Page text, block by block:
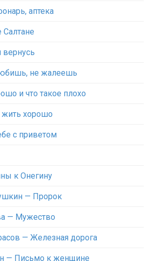
аптека
Салтане
не жалеешь
и что такое плохо
хорошо
с приветом
к Онегину
— Пророк
— Мужество
— Железная дорога
— Письмо к женщине